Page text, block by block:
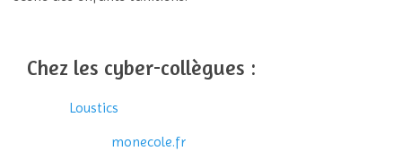
Chez les cyber-collègues :
Loustics
monecole.fr